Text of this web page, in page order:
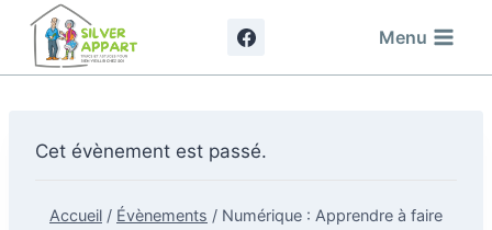
Aller
contenu
Menu
Cet évènement est passé.
Accueil / Évènements / Numérique : Apprendre à faire